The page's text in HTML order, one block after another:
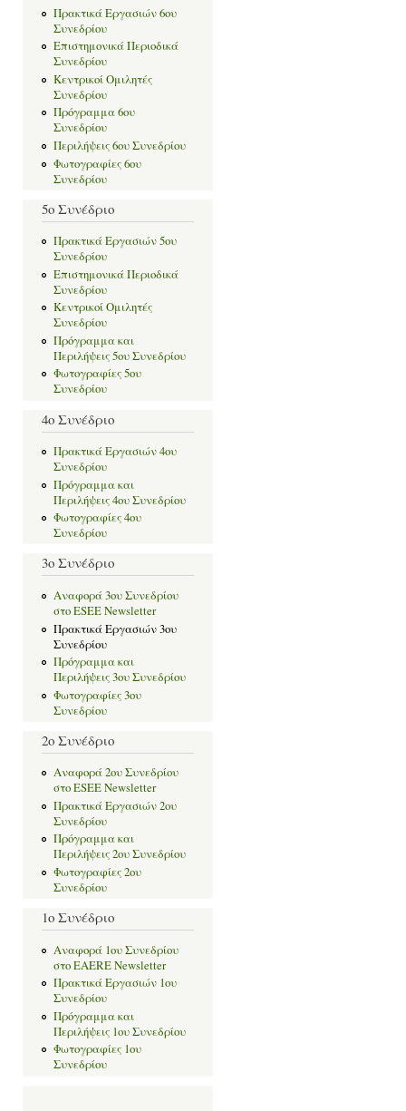
Πρακτικά Εργασιών 6ου
Συνεδρίου
Επιστημονικά Περιοδικά
Συνεδρίου
Κεντρικοί Ομιλητές
Συνεδρίου
Πρόγραμμα 6ου
Συνεδρίου
Περιλήψεις 6ου Συνεδρίου
Φωτογραφίες 6ου
Συνεδρίου
5ο Συνέδριο
Πρακτικά Εργασιών 5ου
Συνεδρίου
Επιστημονικά Περιοδικά
Συνεδρίου
Κεντρικοί Ομιλητές
Συνεδρίου
Πρόγραμμα και
Περιλήψεις 5ου Συνεδρίου
Φωτογραφίες 5ου
Συνεδρίου
4ο Συνέδριο
Πρακτικά Εργασιών 4ου
Συνεδρίου
Πρόγραμμα και
Περιλήψεις 4ου Συνεδρίου
Φωτογραφίες 4ου
Συνεδρίου
3o Συνέδριο
Αναφορά 3ου Συνεδρίου
στο ESEE Newsletter
Πρακτικά Εργασιών 3ου
Συνεδρίου
Πρόγραμμα και
Περιλήψεις 3ου Συνεδρίου
Φωτογραφίες 3ου
Συνεδρίου
2o Συνέδριο
Αναφορά 2ου Συνεδρίου
στο ESEE Newsletter
Πρακτικά Εργασιών 2ου
Συνεδρίου
Πρόγραμμα και
Περιλήψεις 2ου Συνεδρίου
Φωτογραφίες 2ου
Συνεδρίου
1ο Συνέδριο
Αναφορά 1ου Συνεδρίου
στο EAERE Newsletter
Πρακτικά Εργασιών 1ου
Συνεδρίου
Πρόγραμμα και
Περιλήψεις 1ου Συνεδρίου
Φωτογραφίες 1ου
Συνεδρίου